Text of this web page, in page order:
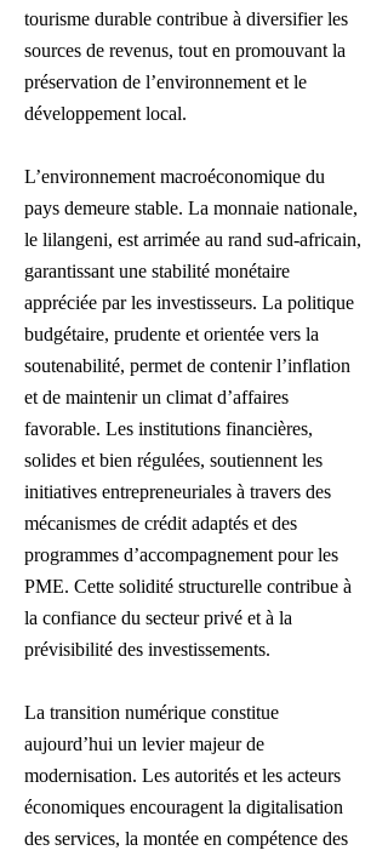
tourisme durable contribue à diversifier les
sources de revenus, tout en promouvant la
préservation de l’environnement et le
développement local.
L’environnement macroéconomique du
pays demeure stable. La monnaie nationale,
le lilangeni, est arrimée au rand sud-africain,
garantissant une stabilité monétaire
appréciée par les investisseurs. La politique
budgétaire, prudente et orientée vers la
soutenabilité, permet de contenir l’inflation
et de maintenir un climat d’affaires
favorable. Les institutions financières,
solides et bien régulées, soutiennent les
initiatives entrepreneuriales à travers des
mécanismes de crédit adaptés et des
programmes d’accompagnement pour les
PME. Cette solidité structurelle contribue à
la confiance du secteur privé et à la
prévisibilité des investissements.
La transition numérique constitue
aujourd’hui un levier majeur de
modernisation. Les autorités et les acteurs
économiques encouragent la digitalisation
des services, la montée en compétence des